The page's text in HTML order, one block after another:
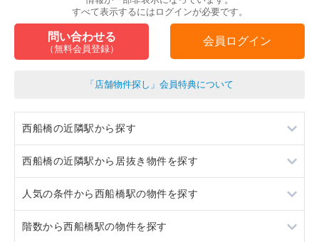
すべて表示するにはログインが必要です。
問い合わせる
（無料会員登録）
会員ログイン
「店舗物件探し」会員特典について
西船橋の近隣駅から探す
下総中山
船橋
原木中山
西船橋の近隣駅から居抜き物件を探す
下総中山
船橋
人気の条件から西船橋駅の物件を探す
居抜き
階数から西船橋駅の物件を探す